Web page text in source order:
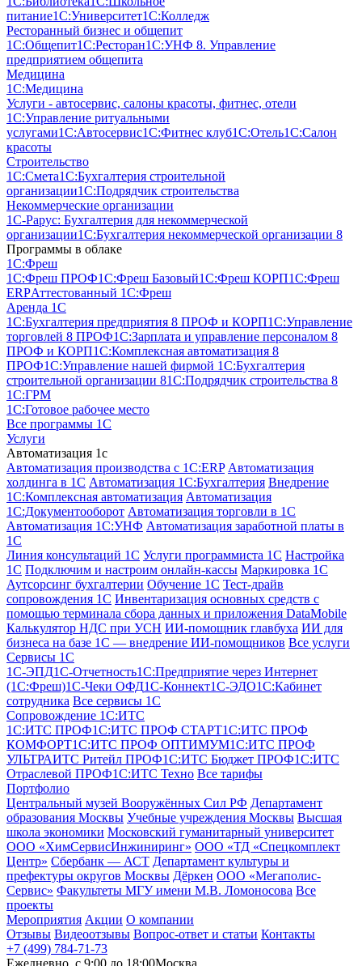
питание1С:Университет1С:Колледж
Ресторанный бизнес и общепит
1С:Общепит1С:Ресторан1С:УНФ 8. Управление
предприятием общепита
Медицина
1С:Медицина
Услуги - автосервис, cалоны красоты, фитнес, отели
1С:Управление ритуальными
услугами1С:Автосервис1С:Фитнес клуб1С:Отель1С:Салон
красоты
Строительство
1С:Смета1С:Бухгалтерия строительной
организации1С:Подрядчик строительства
Некоммерческие организации
1С-Рарус: Бухгалтерия для некоммерческой
организации1С:Бухгалтерия некоммерческой организации 8
Программы в облаке
1C:Фреш
1C:Фреш ПРОФ1C:Фреш Базовый1C:Фреш КОРП1C:Фреш
ERPАттестованный 1С:Фреш
Аренда 1С
1С:Бухгалтерия предприятия 8 ПРОФ и КОРП1С:Управление
торговлей 8 ПРОФ1С:Зарплата и управление персоналом 8
ПРОФ и КОРП1С:Комплексная автоматизация 8
ПРОФ1С:Управление нашей фирмой 1С:Бухгалтерия
строительной организации 81С:Подрядчик строительства 8
1С:ГРМ
1С:Готовое рабочее место
Все программы 1С
Услуги
Автоматизация 1с
Автоматизация производства с 1C:ERP Автоматизация
холдинга в 1С Автоматизация 1С:Бухгалтерия Внедрение
1С:Комплексная автоматизация Автоматизация
1С:Документооборот Автоматизация торговли в 1С
Автоматизация 1С:УНФ Автоматизация заработной платы в
1С
Линия консультаций 1С Услуги программиста 1С Настройка
1С Подключим и настроим онлайн-кассы Маркировка 1С
Аутсорсинг бухгалтерии Обучение 1С Тест-драйв
сопровождения 1С Инвентаризация основных средств с
помощью терминала сбора данных и приложения DataMobile
Калькулятор НДС при УСН ИИ-помощник главбуха ИИ для
бизнеса на базе 1С — внедрение ИИ-помощников Все услуги
Сервисы 1С
1С-ЭПД1C-Отчетность1С:Предприятие через Интернет
(1С:Фреш)1С-Чеки ОФД1С‑Коннект1С-ЭДО1С:Кабинет
сотрудника Все сервисы 1С
Сопровождение 1С:ИТС
1С:ИТС ПРОФ1С:ИТС ПРОФ СТАРТ1С:ИТС ПРОФ
КОМФОРТ1С:ИТС ПРОФ ОПТИМУМ1С:ИТС ПРОФ
УЛЬТРАИТС Ритейл ПРОФ1С:ИТС Бюджет ПРОФ1С:ИТС
Отраслевой ПРОФ1С:ИТС Техно Все тарифы
Портфолио
Центральный музей Вооружённых Сил РФ Департамент
образования Москвы Учебные учреждения Москвы Высшая
школа экономики Московский гуманитарный университет
ООО «ХимСервисИнжиниринг» ООО «ТД «Спецкомплект
Центр» Сбербанк — АСТ Департамент культуры и
префектуры округов Москвы Дёркен ООО «Мегаполис-
Сервис» Факультеты МГУ имени М.В. Ломоносова Все
проекты
Мероприятия Акции О компании
Отзывы Видеоотзывы Вопрос-ответ и статьи Контакты
+7 (499) 784-71-73
Ежедневно, c 9:00 до 18:00Москва